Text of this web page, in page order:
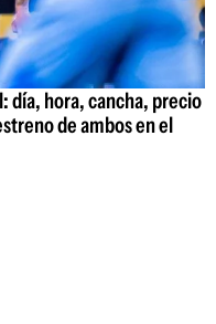
día, hora, cancha, precio
de ambos en el